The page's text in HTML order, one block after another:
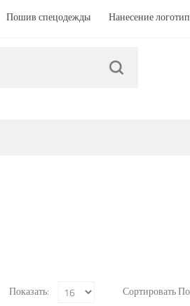
Пошив спецодежды Нанесение
Сортировать
Показать: